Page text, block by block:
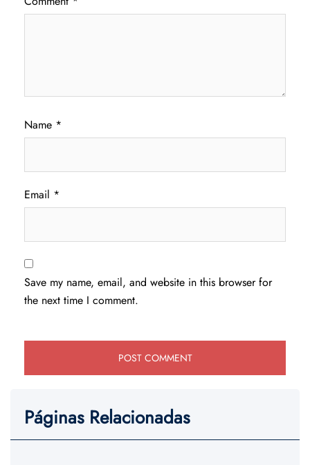
Name *
Email *
Save my name, email, and website in this browser for
the next time I comment.
Páginas Relacionadas